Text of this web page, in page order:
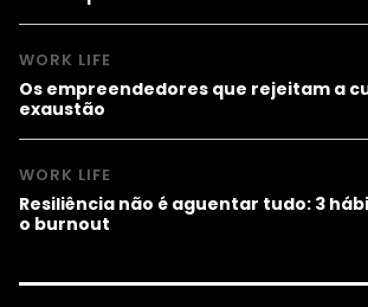
WORK LIFE
Os empreendedores que rejeitam a
exaustão
WORK LIFE
Resiliência não é aguentar tudo: 3
o burnout